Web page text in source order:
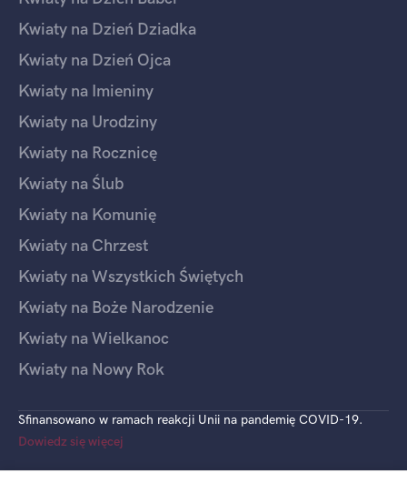
Kwiaty na Dzień Dziadka
Kwiaty na Dzień Ojca
Kwiaty na Imieniny
Kwiaty na Urodziny
Kwiaty na Rocznicę
Kwiaty na Ślub
Kwiaty na Komunię
Kwiaty na Chrzest
Kwiaty na Wszystkich Świętych
Kwiaty na Boże Narodzenie
Kwiaty na Wielkanoc
Kwiaty na Nowy Rok
Sfinansowano w ramach reakcji Unii na pandemię COVID-19.
Dowiedz się więcej